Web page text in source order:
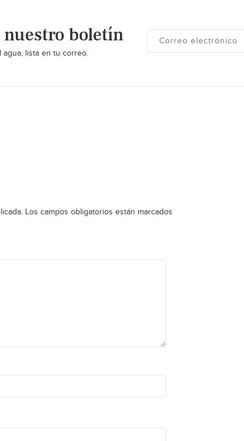
nuestro boletín
agua, lista en tu correo.
Los campos obligatorios están marcados